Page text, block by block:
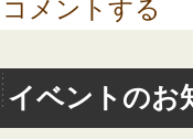
コメントする
イベントのお